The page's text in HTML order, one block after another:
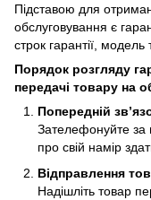
Підставою для
обслуговування є
строк гарантії,
Порядок розгляду
передачі товару на
Попередній
Зателефонуйте
про свій намір
Відправлення
Надішліть товар